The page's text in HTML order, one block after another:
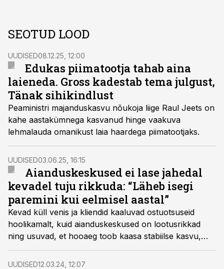
SEOTUD LOOD
UUDISED08.12.25, 12:00
Edukas piimatootja tahab aina
laieneda. Gross kadestab tema julgust,
Tänak sihikindlust
Peaministri majanduskasvu nõukoja liige Raul Jeets on
kahe aastakümnega kasvanud hinge vaakuva
lehmalauda omanikust laia haardega piimatootjaks.
UUDISED03.06.25, 16:15
Aianduskeskused ei lase jahedal
kevadel tuju rikkuda: “Läheb isegi
paremini kui eelmisel aastal”
Kevad küll venis ja kliendid kaaluvad ostuotsuseid
hoolikamalt, kuid aianduskeskused on lootusrikkad
ning usuvad, et hooaeg toob kaasa stabiilse kasvu,
vahendab Äripäeva teemaveeb Kaubandus.ee.
UUDISED12.03.24, 12:07